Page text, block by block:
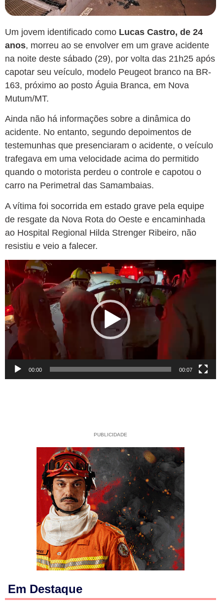
Um jovem identificado como Lucas Castro, de 24
anos, morreu ao se envolver em um grave acidente
na noite deste sábado (29), por volta das 21h25 após
capotar seu veículo, modelo Peugeot branco na BR-
163, próximo ao posto Águia Branca, em Nova
Mutum/MT.
Ainda não há informações sobre a dinâmica do
acidente. No entanto, segundo depoimentos de
testemunhas que presenciaram o acidente, o veículo
trafegava em uma velocidade acima do permitido
quando o motorista perdeu o controle e capotou o
carro na Perimetral das Samambaias.
A vítima foi socorrida em estado grave pela equipe
de resgate da Nova Rota do Oeste e encaminhada
ao Hospital Regional Hilda Strenger Ribeiro, não
resistiu e veio a falecer.
Tocador
de
vídeo
00:00 00:07
PUBLICIDADE
Em Destaque